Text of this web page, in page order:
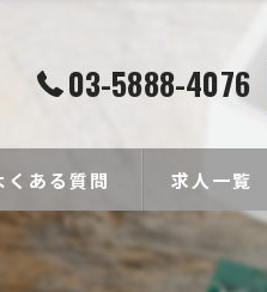
03-5888-4076
くある質問 求人一覧